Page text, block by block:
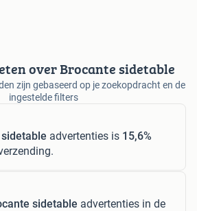
over Brocante sidetable
zijn gebaseerd op je zoekopdracht en de
ingestelde filters
advertenties is 15,6%
sidetable advertenties in de